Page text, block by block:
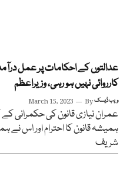
عدالتوں کے احکامات پر عمل
کارروائی نہیں ہو رہی، وزیراعظم
March 15, 2023 Byویب ڈیسک
عمران نیازی قانون کی حکمرانی
ہمیشہ قانون کا احترام اور اس نے
شریف